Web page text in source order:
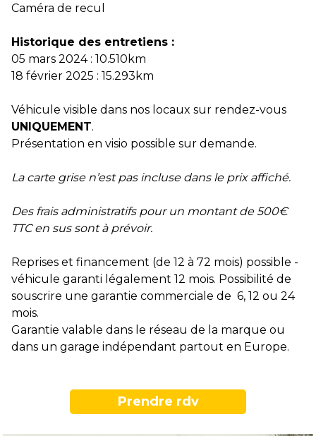
Caméra de recul
Historique des entretiens :
05 mars 2024 : 10.510km
18 février 2025 : 15.293km
Véhicule visible dans nos locaux sur rendez-vous
UNIQUEMENT.
Présentation en visio possible sur demande.
La carte grise n’est pas incluse dans le prix affiché.
Des frais administratifs pour un montant de 500€
TTC en sus sont à prévoir.
Reprises et financement (de 12 à 72 mois) possible -
véhicule garanti légalement 12 mois. Possibilité de
souscrire une garantie commerciale de 6, 12 ou 24
mois.
Garantie valable dans le réseau de la marque ou
dans un garage indépendant partout en Europe.
Prendre rdv